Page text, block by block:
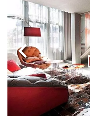
Anterior